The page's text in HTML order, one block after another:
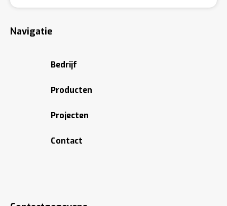
Navigatie
Bedrijf
Producten
Projecten
Contact